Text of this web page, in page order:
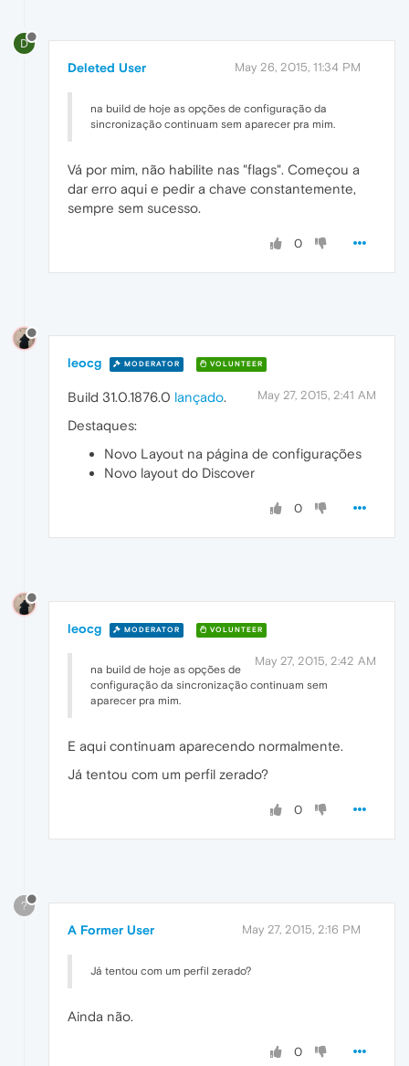
D
Deleted User May 26, 2015, 11:34 PM
na build de hoje as opções de configuração da
sincronização continuam sem aparecer pra mim.
Vá por mim, não habilite nas "flags". Começou a
dar erro aqui e pedir a chave constantemente,
sempre sem sucesso.
0
leocg MODERATOR VOLUNTEER
May 27, 2015, 2:41 AM
Build 31.0.1876.0 lançado.
Destaques:
Novo Layout na página de configurações
Novo layout do Discover
0
leocg MODERATOR VOLUNTEER
May 27, 2015, 2:42 AM
na build de hoje as opções de
configuração da sincronização continuam sem
aparecer pra mim.
E aqui continuam aparecendo normalmente.
Já tentou com um perfil zerado?
0
?
A Former User May 27, 2015, 2:16 PM
Já tentou com um perfil zerado?
Ainda não.
0